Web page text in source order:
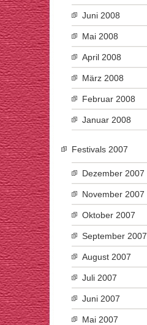
Juni 2008
Mai 2008
April 2008
März 2008
Februar 2008
Januar 2008
Festivals 2007
Dezember 2007
November 2007
Oktober 2007
September 2007
August 2007
Juli 2007
Juni 2007
Mai 2007